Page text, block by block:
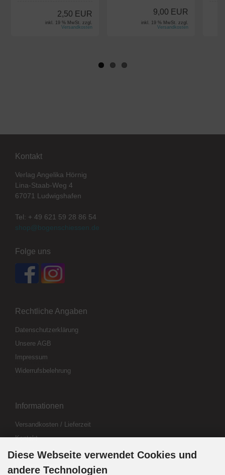
2,50 EUR
inkl. 19 % MwSt. zzgl.
Versandkosten
9,00 EUR
inkl. 19 % MwSt. zzgl.
Versandkosten
Kontakt
Verlag Angelika Hörnig
Lina-Staab-Weg 4
67071 Ludwigshafen
Tel: + 49 621 59 28 86 54
shop@bogenschiessen.de
Folge uns
Rechtliche Angaben
Datenschutzerklärung
Unsere AGB
Impressum
Widerrufsbelehrung
Informationen
Versandkosten / Lieferzeit
Kontakt
Abo kündigen
Widerrufsformular
Diese Webseite verwendet Cookies und
andere Technologien